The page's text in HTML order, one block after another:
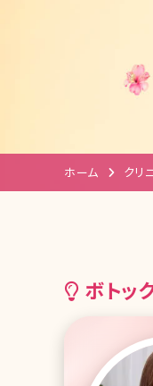
ホーム クリ
ボトッ